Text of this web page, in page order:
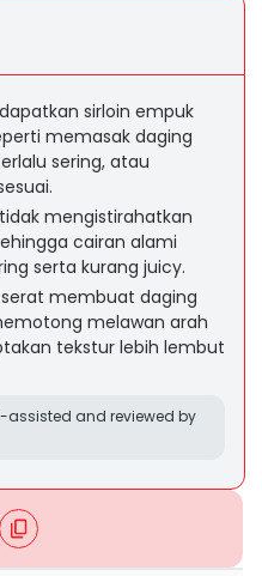
sirloin empuk
memasak daging
sering, atau
mengistirahatkan
cairan alami
serta kurang juicy.
membuat daging
melawan arah
tekstur lebih lembut
assisted and reviewed by